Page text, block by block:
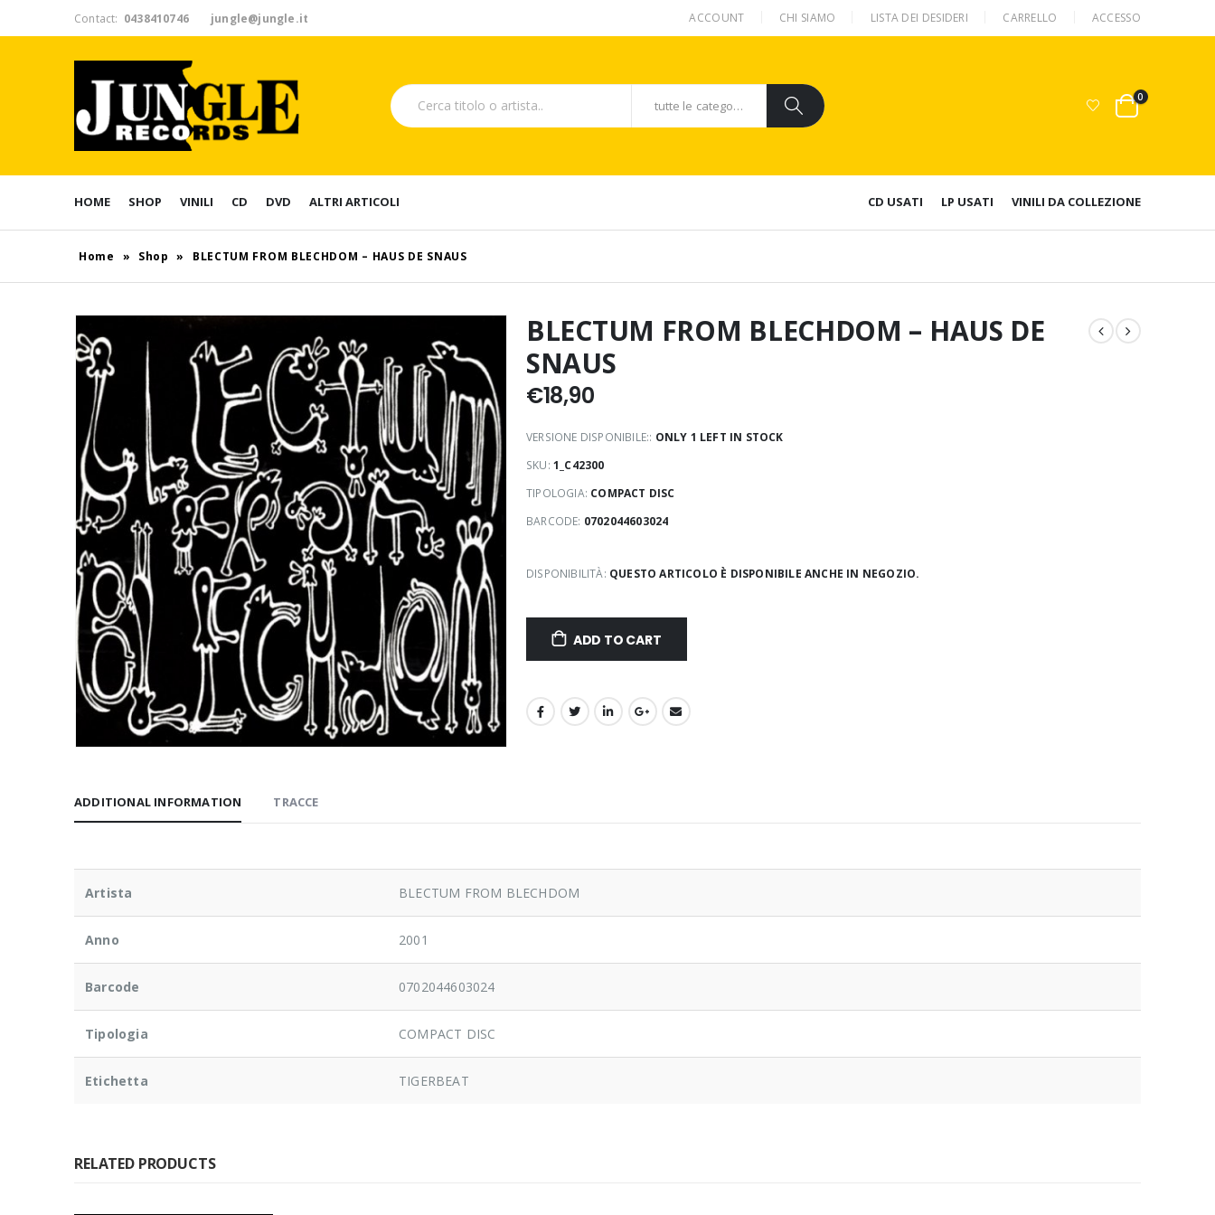
Contact: 0438410746 jungle@jungle.it ACCOUNT CHI SIAMO LISTA DEI DESIDERI CARRELLO ACCESSO
tutte le categorie
0
HOME SHOP VINILI CD DVD ALTRI ARTICOLI CD USATI LP USATI VINILI DA COLLEZIONE
Home » Shop » BLECTUM FROM BLECHDOM – HAUS DE SNAUS
BLECTUM FROM BLECHDOM – HAUS DE
SNAUS
€18,90
VERSIONE DISPONIBILE:: ONLY 1 LEFT IN STOCK
SKU: 1_C42300
TIPOLOGIA: COMPACT DISC
BARCODE: 0702044603024
DISPONIBILITÀ: QUESTO ARTICOLO È DISPONIBILE ANCHE IN NEGOZIO.
ADD TO CART
ADDITIONAL INFORMATION TRACCE
Artista BLECTUM FROM BLECHDOM
Anno 2001
Barcode 0702044603024
Tipologia COMPACT DISC
Etichetta TIGERBEAT
RELATED PRODUCTS